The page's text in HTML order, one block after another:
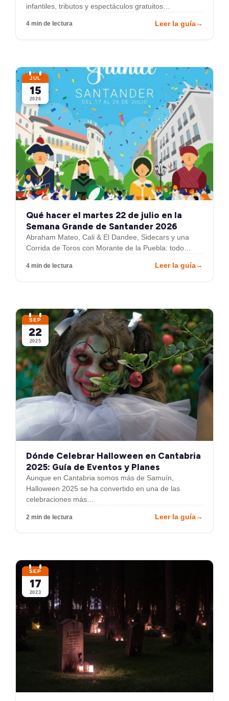
infantiles, tributos y espectáculos gratuitos…
4 min de lectura Leer la guía→
JUL
15
2026
Qué hacer el martes 22 de julio en la
Semana Grande de Santander 2026
Abraham Mateo, Cali & El Dandee, Sidecars y una
Corrida de Toros con Morante de la Puebla: todo…
4 min de lectura Leer la guía→
SEP
22
2025
Dónde Celebrar Halloween en Cantabria
2025: Guía de Eventos y Planes
Aunque en Cantabria somos más de Samuín,
Halloween 2025 se ha convertido en una de las
celebraciones más…
2 min de lectura Leer la guía→
SEP
17
2023